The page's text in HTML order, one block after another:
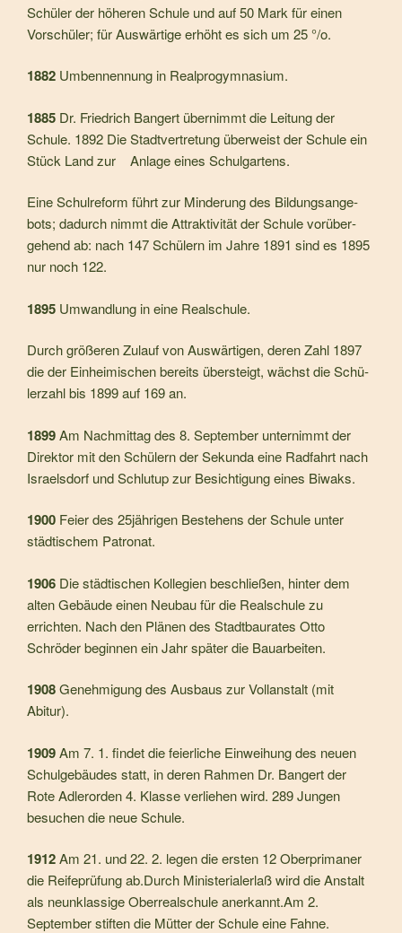
Schüler der höheren Schule und auf 50 Mark für einen
Vorschüler; für Auswärtige erhöht es sich um 25 °/o.
1882 Umbennennung in Realprogymnasium.
1885 Dr. Friedrich Bangert übernimmt die Leitung der
Schule. 1892 Die Stadtvertretung überweist der Schule ein
Stück Land zur Anlage eines Schulgartens.
Eine Schulreform führt zur Minderung des Bildungsange­
bots; dadurch nimmt die Attraktivität der Schule vorüber­
gehend ab: nach 147 Schülern im Jahre 1891 sind es 1895
nur noch 122.
1895 Umwandlung in eine Realschule.
Durch größeren Zulauf von Auswärtigen, deren Zahl 1897
die der Einheimischen bereits übersteigt, wächst die Schü­
lerzahl bis 1899 auf 169 an.
1899Am Nachmittag des 8. September unternimmt der
Direk­tor mit den Schülern der Sekunda eine Radfahrt nach
Is­raelsdorf und Schlutup zur Besichtigung eines Biwaks.
1900 Feier des 25jährigen Bestehens der Schule unter
städti­schem Patronat.
1906 Die städtischen Kollegien beschließen, hinter dem
alten Gebäude einen Neubau für die Realschule zu
errichten. Nach den Plänen des Stadtbaurates Otto
Schröder be­ginnen ein Jahr später die Bauarbeiten.
1908Genehmigung des Ausbaus zur Vollanstalt (mit
Abitur).
1909Am 7. 1. findet die feierliche Einweihung des neuen
Schul­gebäudes statt, in deren Rahmen Dr. Bangert der
Rote Adlerorden 4. Klasse verliehen wird. 289 Jungen
besuchen die neue Schule.
1912Am 21. und 22. 2. legen die ersten 12 Oberprimaner
die Reifeprüfung ab.Durch Ministerialerlaß wird die Anstalt
als neunklassige Oberrealschule anerkannt.Am 2.
September stiften die Mütter der Schule eine Fahne.